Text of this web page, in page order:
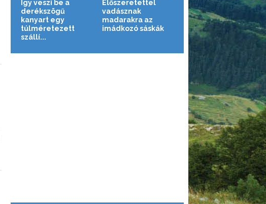
Így veszi be a
derékszögű
kanyart egy
túlméretezett
szállí...
Előszeretettel
vadásznak
madarakra az
imádkozó sáskák